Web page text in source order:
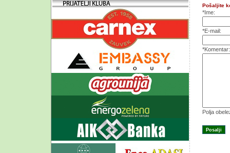
Pošaljite
*Ime:
*E-mail:
*Komentar:
Polja